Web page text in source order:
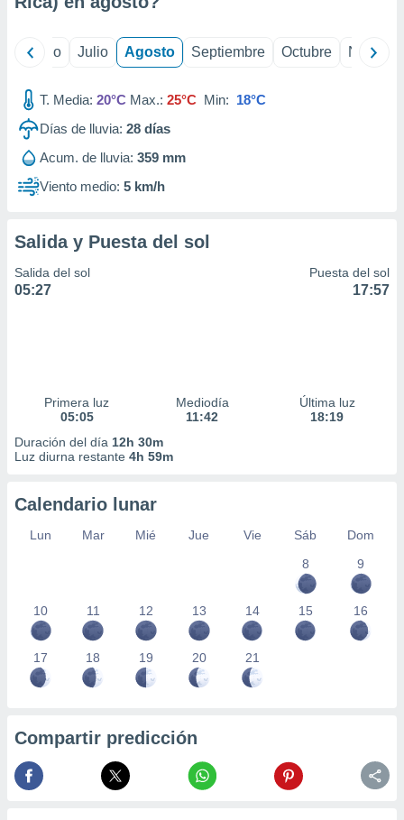
mediante
publicidad
publicidad
1199
Junio Julio Agosto Septiembre Octubre
T. Media: 20°C Max.: 25°C Min: 18°C
Días de lluvia: 28 días
Acum. de lluvia: 359 mm
Viento medio: 5 km/h
Salida y Puesta del sol
Salida del sol
05:27
Puesta del sol
17:57
Primera luz
05:05
Mediodía
11:42
Última luz
18:19
Duración del día 12h 30m
Luz diurna restante 4h 59m
Calendario lunar
Lun Mar Mié Jue Vie Sáb
Dom
8
9
10 11 12 13 14 15 16
17 18 19 20 21
Compartir predicción